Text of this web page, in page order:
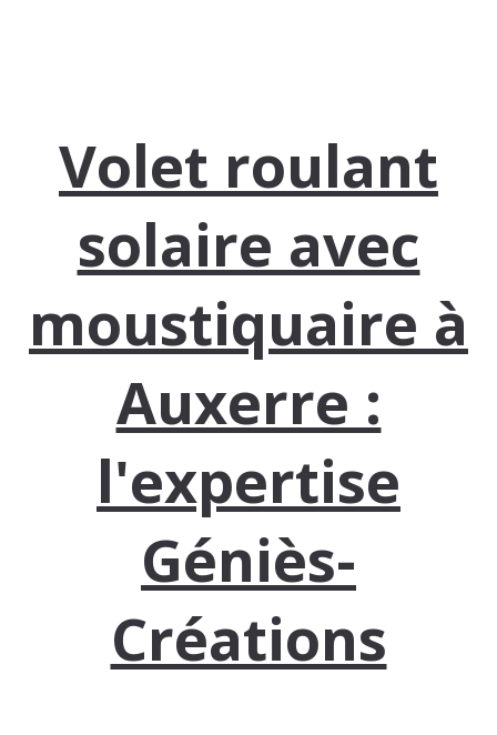
Volet roulant
solaire avec
moustiquaire à
Auxerre :
l'expertise
Géniès-
Créations